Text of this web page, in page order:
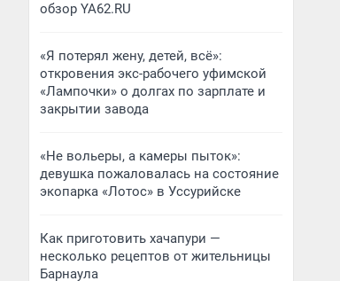
обзор YA62.RU
«Я потерял жену, детей, всё»:
откровения экс-рабочего уфимской
«Лампочки» о долгах по зарплате и
закрытии завода
«Не вольеры, а камеры пыток»:
девушка пожаловалась на состояние
экопарка «Лотос» в Уссурийске
Как приготовить хачапури —
несколько рецептов от жительницы
Барнаула